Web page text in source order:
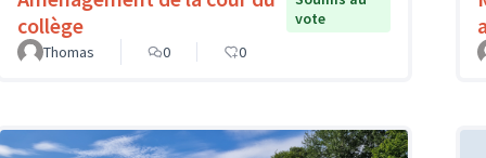
collège
vote
Thomas
0 0